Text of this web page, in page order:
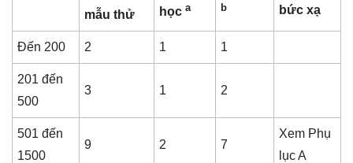
mẫu thử
họca b
bức xạ
Đến 200 2 1 1
201 đến
500
3 1 2
501 đến
1500
9 2 7
Xem Phụ
lục A